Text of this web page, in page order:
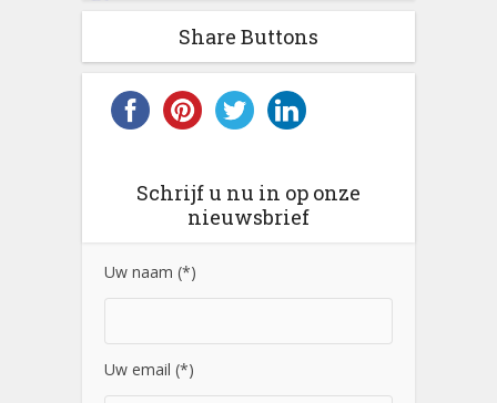
Share Buttons
Schrijf u nu in op onze
nieuwsbrief
Uw naam (*)
Uw email (*)